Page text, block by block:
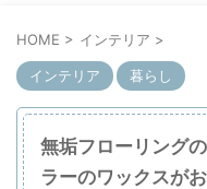
HOME > インテリア >
インテリア 暮らし
無垢フローリング
ラーのワックスが